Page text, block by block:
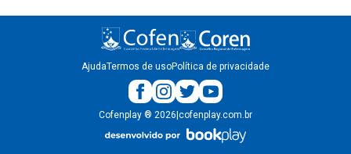
AjudaTermos de usoPolítica de privacidade
Cofenplay ® 2026 cofenplay.com.br